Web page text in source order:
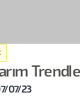
07/23